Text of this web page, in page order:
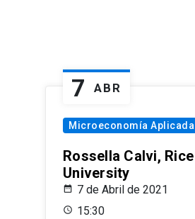
7 ABR
Microeconomía Aplicada
Rossella Calvi, Rice
University
7 de Abril de 2021
15:30